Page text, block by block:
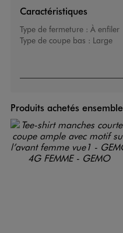
Caractéristiques
Type de fermeture : À enfiler
Type de coupe bas : Large
Produits achetés ensemble